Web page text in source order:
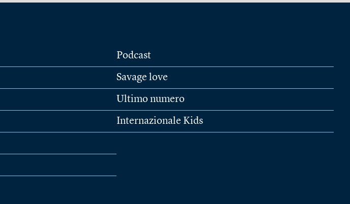
Podcast
Savage love
Ultimo numero
Internazionale Kids